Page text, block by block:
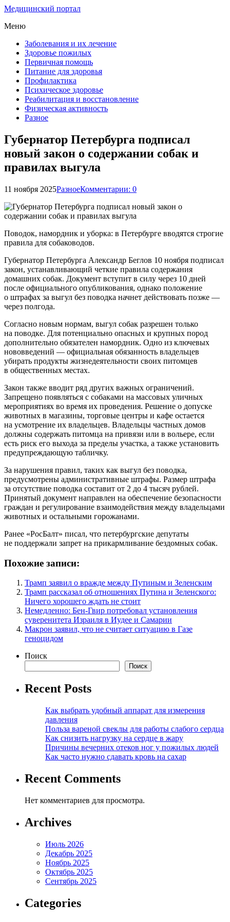
Медицинский портал
Меню
Заболевания и их лечение
Здоровье пожилых
Первичная помощь
Питание для здоровья
Профилактика
Психическое здоровье
Реабилитация и восстановление
Физическая активность
Разное
Губернатор Петербурга подписал
новый закон о содержании собак и
правилах выгула
11 ноября 2025РазноеКомментарии: 0
Поводок, намордник и уборка: в Петербурге вводятся строгие
правила для собаководов.
Губернатор Петербурга Александр Беглов 10 ноября подписал
закон, устанавливающий четкие правила содержания
домашних собак. Документ вступит в силу через 10 дней
после официального опубликования, однако положение
о штрафах за выгул без поводка начнет действовать позже —
через полгода.
Согласно новым нормам, выгул собак разрешен только
на поводке. Для потенциально опасных и крупных пород
дополнительно обязателен намордник. Одно из ключевых
нововведений — официальная обязанность владельцев
убирать продукты жизнедеятельности своих питомцев
в общественных местах.
Закон также вводит ряд других важных ограничений.
Запрещено появляться с собаками на массовых уличных
мероприятиях во время их проведения. Решение о допуске
животных в магазины, торговые центры и кафе остается
на усмотрение их владельцев. Владельцы частных домов
должны содержать питомца на привязи или в вольере, если
есть риск его выхода за пределы участка, а также установить
предупреждающую табличку.
За нарушения правил, таких как выгул без поводка,
предусмотрены административные штрафы. Размер штрафа
за отсутствие поводка составит от 2 до 4 тысяч рублей.
Принятый документ направлен на обеспечение безопасности
граждан и регулирование взаимодействия между владельцами
животных и остальными горожанами.
Ранее «РосБалт» писал, что петербургские депутаты
не поддержали запрет на прикармливание бездомных собак.
Похожие записи:
Трамп заявил о вражде между Путиным и Зеленским
Трамп рассказал об отношениях Путина и Зеленского:
Ничего хорошего ждать не стоит
Немедленно: Бен-Гвир потребовал установления
суверенитета Израиля в Иудее и Самарии
Макрон заявил, что не считает ситуацию в Газе
геноцидом
Поиск
Поиск
Recent Posts
Как выбрать удобный аппарат для измерения
давления
Польза вареной свеклы для работы слабого сердца
Как снизить нагрузку на сердце в жару
Причины вечерних отеков ног у пожилых людей
Как часто нужно сдавать кровь на сахар
Recent Comments
Нет комментариев для просмотра.
Archives
Июль 2026
Декабрь 2025
Ноябрь 2025
Октябрь 2025
Сентябрь 2025
Categories